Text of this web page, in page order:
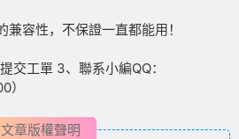
容性，不保證一直都能用！
交工單 3、聯系小編QQ：
）
文章版權聲明